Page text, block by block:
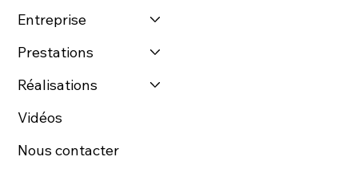
Entreprise
Prestations
Réalisations
Vidéos
Nous contacter